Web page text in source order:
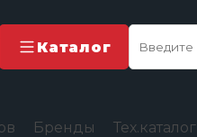
Каталог
Бренды